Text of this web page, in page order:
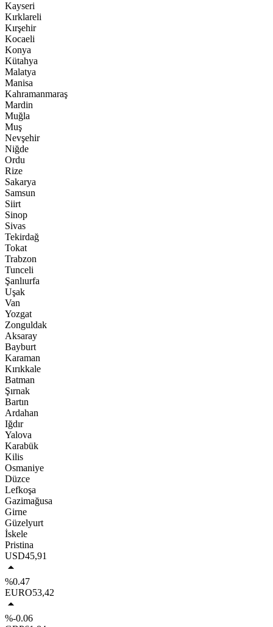
Kayseri
Kırklareli
Kırşehir
Kocaeli
Konya
Kütahya
Malatya
Manisa
Kahramanmaraş
Mardin
Muğla
Muş
Nevşehir
Niğde
Ordu
Rize
Sakarya
Samsun
Siirt
Sinop
Sivas
Tekirdağ
Tokat
Trabzon
Tunceli
Şanlıurfa
Uşak
Van
Yozgat
Zonguldak
Aksaray
Bayburt
Karaman
Kırıkkale
Batman
Şırnak
Bartın
Ardahan
Iğdır
Yalova
Karabük
Kilis
Osmaniye
Düzce
Lefkoşa
Gazimağusa
Girne
Güzelyurt
İskele
Pristina
USD45,91
%0.47
EURO53,42
%-0.06